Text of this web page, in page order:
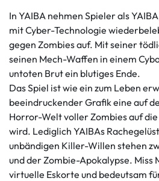
In YAIBA nehmen Spieler als
mit Cyber-Technologie
gegen Zombies auf. Mit seiner
seinen Mech-Waffen in einem
untoten Brut ein blutiges Ende.
Das Spiel ist wie ein zum Leben
beeindruckender Grafik eine auf
Horror-Welt voller Zombies auf
wird. Lediglich YAIBAs
unbändigen Killer-Willen stehen
und der Zombie-Apokalypse. Miss
virtuelle Eskorte und bedeutsam